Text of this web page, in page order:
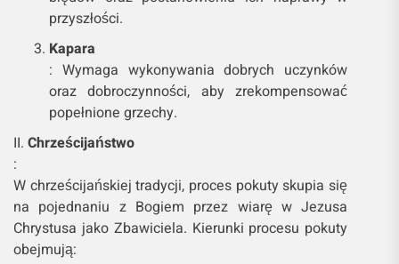
przyszłości.
Kapara
: Wymaga wykonywania dobrych uczynków
oraz dobroczynności, aby zrekompensować
popełnione grzechy.
II. Chrześcijaństwo
:
W chrześcijańskiej tradycji, proces pokuty skupia się
na pojednaniu z Bogiem przez wiarę w Jezusa
Chrystusa jako Zbawiciela. Kierunki procesu pokuty
obejmują: